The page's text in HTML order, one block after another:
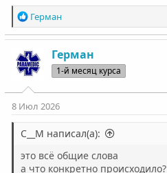
Р
е
а
к
ц
и
и
:
Герман
Герман
1-й месяц курса
8 Июл 2026
С__М написал(а):
это всё общие слова
а что конкретно происходило?